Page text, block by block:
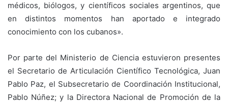
médicos, biólogos, y científicos sociales argentinos, que
en distintos momentos han aportado e integrado
conocimiento con los cubanos».
Por parte del Ministerio de Ciencia estuvieron presentes
el Secretario de Articulación Científico Tecnológica, Juan
Pablo Paz, el Subsecretario de Coordinación Institucional,
Pablo Núñez; y la Directora Nacional de Promoción de la